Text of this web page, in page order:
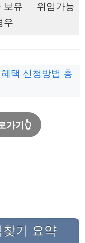
보유
우
위임가능
택 신청방법 총
가기👆
찾기 요약